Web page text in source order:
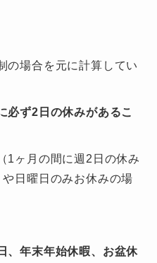
の場合を元に計算してい
必ず2日の休みがあるこ
1ヶ月の間に週2日の休み
日曜日のみお休みの場
、年末年始休暇、お盆休